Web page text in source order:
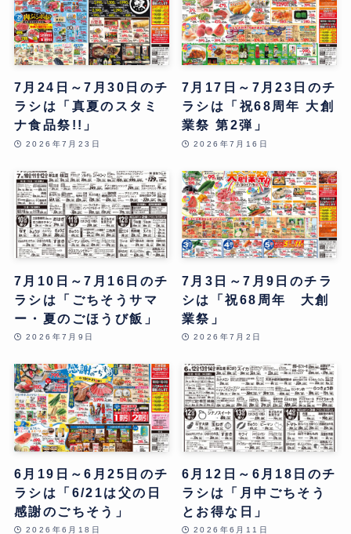
7月24日～7月30日のチ
ラシは「真夏のスタミ
ナ食品祭!!」
2026年7月23日
7月17日～7月23日のチ
ラシは「祝68周年 大創
業祭 第2弾」
2026年7月16日
7月10日～7月16日のチ
ラシは「ごちそうサマ
ー・夏のごほうび飯」
2026年7月9日
7月3日～7月9日のチラ
シは「祝68周年 大創
業祭」
2026年7月2日
6月19日～6月25日のチ
ラシは「6/21は父の日
感謝のごちそう」
2026年6月18日
6月12日～6月18日のチ
ラシは「月中ごちそう
とお得な日」
2026年6月11日